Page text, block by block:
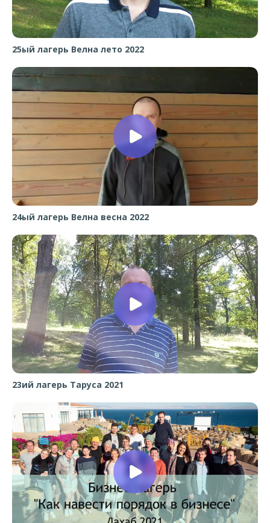
25ый лагерь Велна лето 2022
24ый лагерь Велна весна 2022
23ий лагерь Таруса 2021